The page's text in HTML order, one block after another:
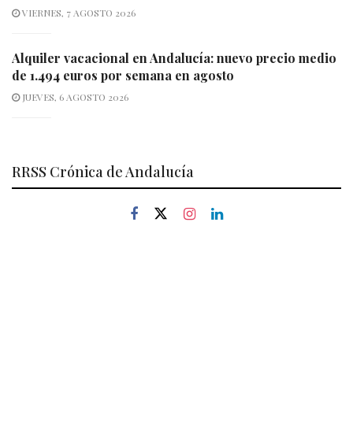
VIERNES, 7 AGOSTO 2026
Alquiler vacacional en Andalucía: nuevo precio medio
de 1.494 euros por semana en agosto
JUEVES, 6 AGOSTO 2026
RRSS Crónica de Andalucía